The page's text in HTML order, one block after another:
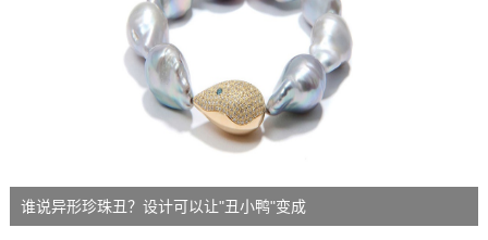
谁说异形珍珠丑？设计可以让"丑小鸭"变成